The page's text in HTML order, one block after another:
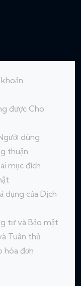
được Cho
dùng
thuận
mục đích
dụng của Dịch
tư và Bảo mật
Tuân thủ
hóa đơn